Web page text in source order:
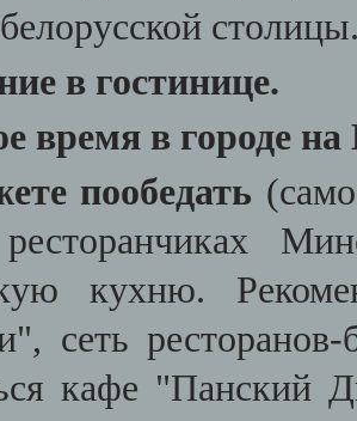
в гостинице.
время в городе
пообедать
кухню.
сеть
кафе "Панский